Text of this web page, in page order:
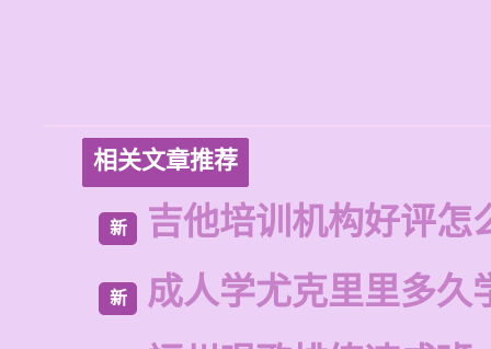
相关文章推荐
新 吉他培训机构好评怎
新
成人学尤克里里多久